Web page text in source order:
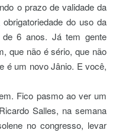
o prazo de validade da
do uso da
de 6 anos. Já tem gente
que não é sério, que não
é um novo Jânio. E você,
Fico pasmo ao ver um
Salles, na semana
no congresso, levar